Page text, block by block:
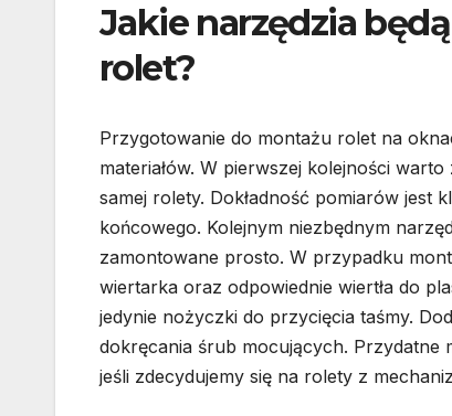
Jakie narzędzia
rolet?
Przygotowanie do montażu rolet na
materiałów. W pierwszej kolejności
samej rolety. Dokładność pomiarów jest
końcowego. Kolejnym niezbędnym
zamontowane prosto. W przypadku
wiertarka oraz odpowiednie wiertła do
jedynie nożyczki do przycięcia taśmy.
dokręcania śrub mocujących. Przydatne
jeśli zdecydujemy się na rolety z